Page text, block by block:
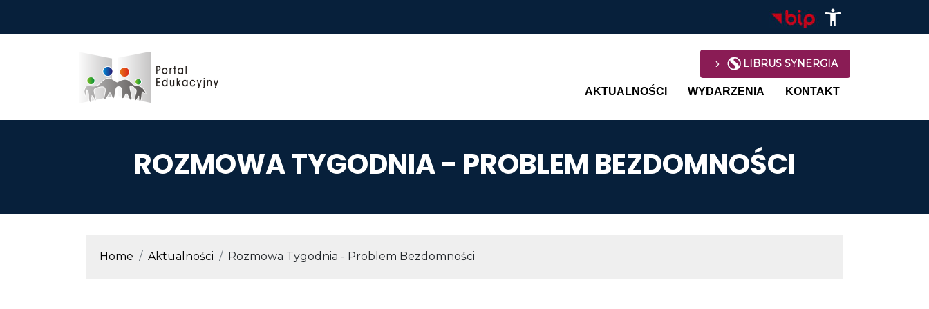
LIBRUS SYNERGIA
Main navigation
AKTUALNOŚCI WYDARZENIA KONTAKT
ROZMOWA TYGODNIA - PROBLEM BEZDOMNOŚCI
ŚCIEŻKA NAWIGACYJNA
Home Aktualności Rozmowa Tygodnia - Problem Bezdomności